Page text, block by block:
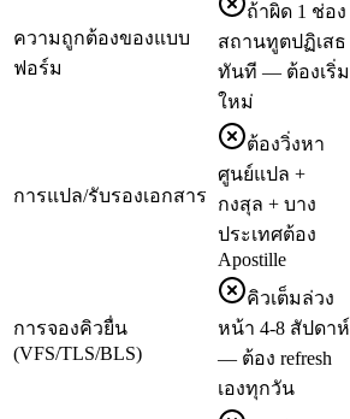
ความถูกต้องของแบบ
ฟอร์ม
ถ้าผิด 1 ช่อง
สถานทูตปฏิเสธ
ทันที — ต้องเริ่ม
ใหม่
การแปล/รับรองเอกสาร
ต้องวิ่งหา
ศูนย์แปล +
กงสุล + บาง
ประเทศต้อง
Apostille
การจองคิวยื่น
(VFS/TLS/BLS)
คิวเต็มล่วง
หน้า 4-8 สัปดาห์
— ต้อง refresh
เองทุกวัน